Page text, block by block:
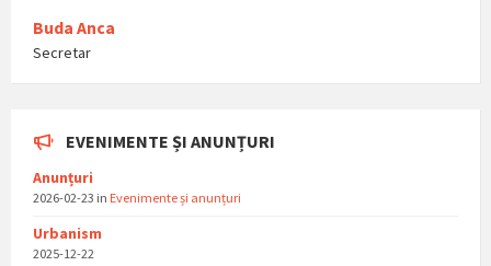
Buda Anca
Secretar
EVENIMENTE ȘI ANUNȚURI
Anunțuri
2026-02-23 in Evenimente și anunțuri
Urbanism
2025-12-22